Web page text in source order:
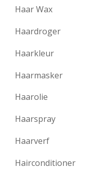
Haar Wax
Haardroger
Haarkleur
Haarmasker
Haarolie
Haarspray
Haarverf
Hairconditioner